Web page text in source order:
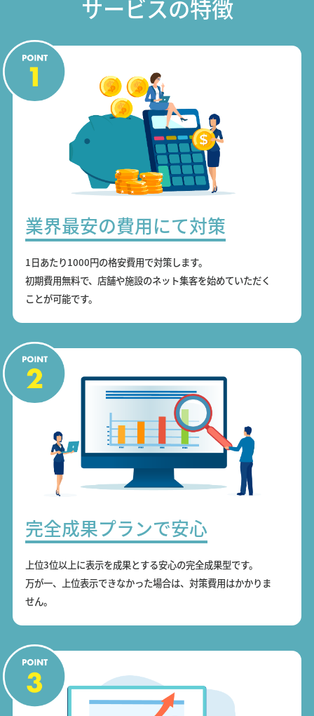
サービスの特徴
業界最安の費用にて対策
1日あたり1000円の格安費用で対策します。
初期費用無料で、店舗や施設のネット集客を始めていただく
ことが可能です。
完全成果プランで安心
上位3位以上に表示を成果とする安心の完全成果型です。
万が一、上位表示できなかった場合は、対策費用はかかりま
せん。